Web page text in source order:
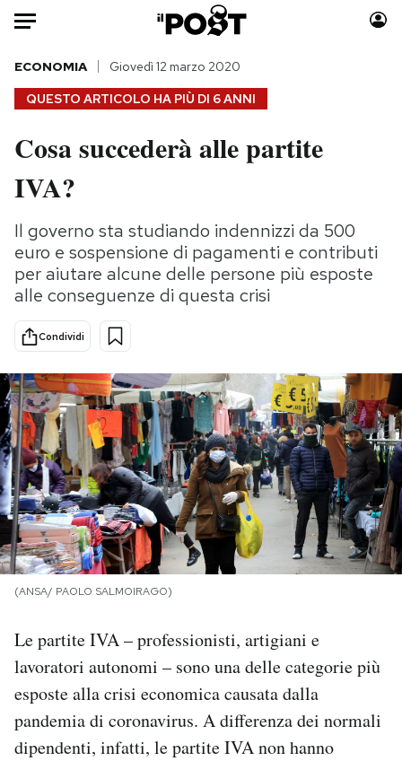
Auto
HOME
Italia
Politica
Tecnologia
Internet
Scienza
Cultura
Economia
Moda
Storie/Idee
Ok Boomer!
Media
Europa
PODCAST
NEWSLETTER
I MIEI PREFERITI
CALENDARIO
AREA PERSONALE
QUESTO ARTICOLO HA PIÙ DI 6 ANNI
ECONOMIA Giovedì 12 marzo 2020
Cosa succederà alle partite
IVA?
Il governo sta studiando indennizzi da 500
euro e sospensione di pagamenti e contributi
per aiutare alcune delle persone più esposte
alle conseguenze di questa crisi
Condividi
(ANSA/ PAOLO SALMOIRAGO)
Le partite IVA – professionisti, artigiani e
lavoratori autonomi – sono una delle categorie più
esposte alla crisi economica causata dalla
pandemia di coronavirus. A differenza dei normali
dipendenti, infatti, le partite IVA non hanno